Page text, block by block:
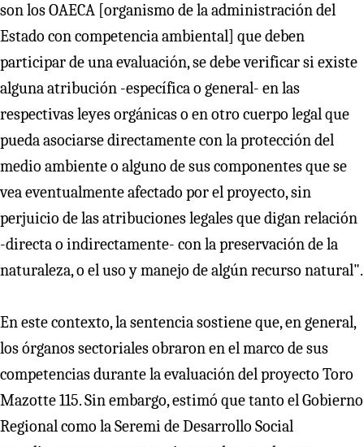
son los OAECA [organismo de la administración del
Estado con competencia ambiental] que deben
participar de una evaluación, se debe verificar si existe
alguna atribución -específica o general- en las
respectivas leyes orgánicas o en otro cuerpo legal que
pueda asociarse directamente con la protección del
medio ambiente o alguno de sus componentes que se
vea eventualmente afectado por el proyecto, sin
perjuicio de las atribuciones legales que digan relación
-directa o indirectamente- con la preservación de la
naturaleza, o el uso y manejo de algún recurso natural".
En este contexto, la sentencia sostiene que, en general,
los órganos sectoriales obraron en el marco de sus
competencias durante la evaluación del proyecto Toro
Mazotte 115. Sin embargo, estimó que tanto el Gobierno
Regional como la Seremi de Desarrollo Social